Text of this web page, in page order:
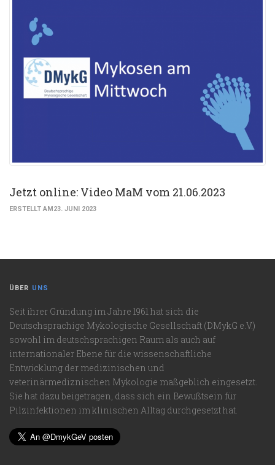
Jetzt online: Video MaM vom 21.06.2023
ERSTELLT AM23. JUNI 2023
ÜBER UNS
Seit ihrer Gründung im Jahre 1961 hat sich die
Deutschsprachige Mykologische Gesellschaft (DMykG e.V.)
sowohl im deutschsprachigen Raum als auch auf
internationaler Ebene für die wissenschaftliche
Entwicklung der medizinischen und
veterinärmediznischen Mykologie maßgeblich eingesetzt.
Sie hat dazu beigetragen, dass sich ein Bewußtsein für
Pilzinfektionen im klinischen Alltag durchgesetzt hat.